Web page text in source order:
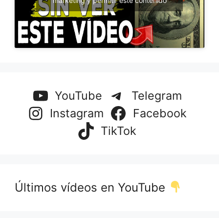
YouTube
Telegram
Instagram
Facebook
TikTok
Últimos vídeos en YouTube